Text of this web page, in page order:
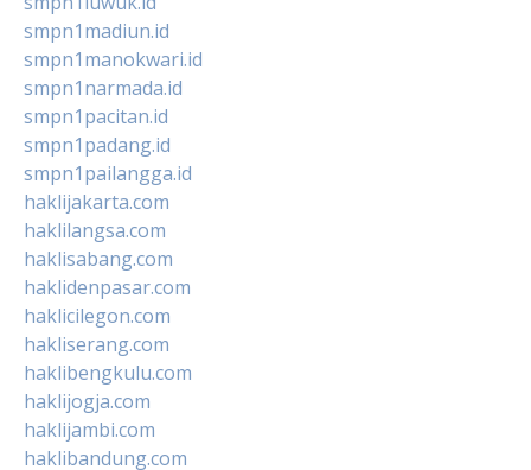
smpn1madiun.id
smpn1manokwari.id
smpn1narmada.id
smpn1pacitan.id
smpn1padang.id
smpn1pailangga.id
haklijakarta.com
haklilangsa.com
haklisabang.com
haklidenpasar.com
haklicilegon.com
hakliserang.com
haklibengkulu.com
haklijogja.com
haklijambi.com
haklibandung.com